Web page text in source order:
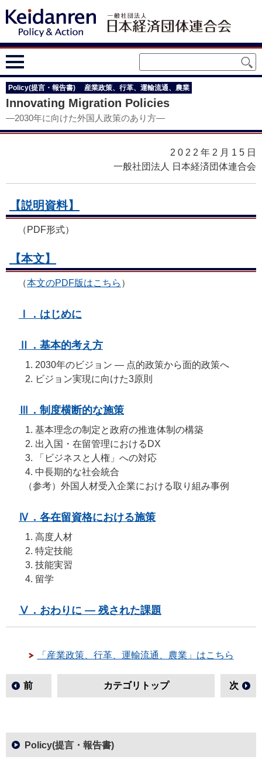
Policy(提言・報告書) 産業政策、行革、運輸流通、農業
Innovating Migration Policies
―2030年に向けた外国人政策のあり方―
2022年2月15 日
一般社団法人 日本経済団体連合会
【説明資料】
（PDF形式）
【本文】
（本文のPDF版はこちら ）
Ⅰ．はじめに
Ⅱ．基本的考え方
2030年のビジョン ― 点的政策から面的政策へ
ビジョン実現に向けた3原則
Ⅲ．制度横断的な施策
基本理念の制定と政府の推進体制の構築
出入国・在留管理におけるDX
「ビジネスと人権」への対応
中長期的な社会統合
（参考）外国人材受入企業における取り組み事例
Ⅳ．各在留資格における施策
高度人材
特定技能
技能実習
留学
Ⅴ．おわりに ― 残された課題
「産業政策、行革、運輸流通、農業」はこちら
前 カテゴリトップ 次
Policy(提言・報告書)